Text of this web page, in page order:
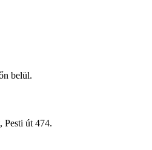
belül.
Pesti út 474.